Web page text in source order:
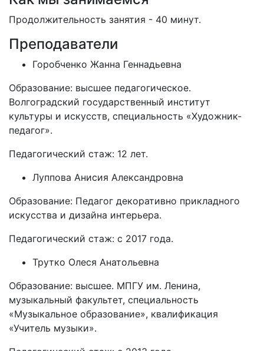
Продолжительность занятия - 40 минут.
Преподаватели
Горобченко Жанна Геннадьевна
Образование: высшее педагогическое.
Волгоградский государственный институт
культуры и искусств, специальность «Художник-
педагог».
Педагогический стаж: 12 лет.
Луппова Анисия Александровна
Образование: Педагог декоративно прикладного
искусства и дизайна интерьера.
Педагогический стаж: с 2017 года.
Трутко Олеся Анатольевна
Образование: высшее. МПГУ им. Ленина,
музыкальный факультет, специальность
«Музыкальное образование», квалификация
«Учитель музыки».